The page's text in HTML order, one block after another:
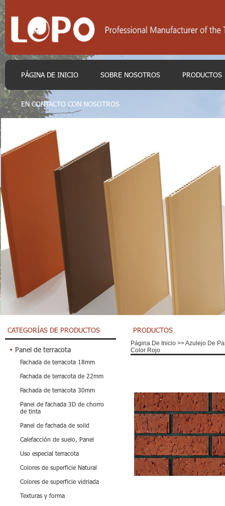
PÁGINA DE INICIO SOBRE NOSOTROS PRODUCTOS
EN CONTACTO CON NOSOTROS
CATEGORÍAS DE PRODUCTOS
Panel de terracota
Fachada de terracota 18mm
Fachada de terracota de 22mm
Fachada de terracota 30mm
Panel de fachada 3D de chorro
de tinta
Panel de fachada de soild
Calefacción de suelo, Panel
Uso especial terracota
Colores de superficie Natural
Colores de superficie vidriada
Texturas y forma
PRODUCTOS
Página De Inicio >>Azulejo De
Color Rojo